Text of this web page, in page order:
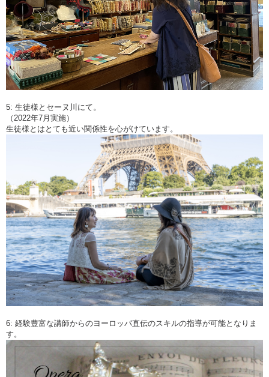
5: 生徒様とセーヌ川にて。
（2022年7月実施）
生徒様とはとても近い関係性を心がけています。
6: 経験豊富な講師からのヨーロッパ直伝のスキルの指導が可能となりま
す。